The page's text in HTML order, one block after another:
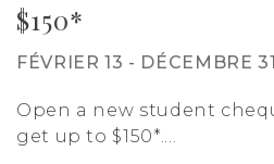
$150*
FÉVRIER 13 - DÉCEMBRE 31
Open a new student
get up to $150*....